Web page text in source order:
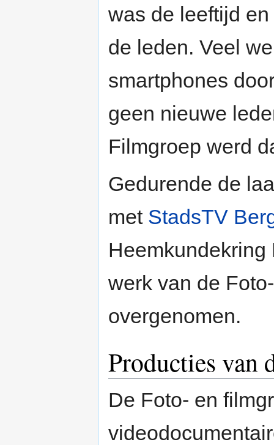
was de leeftijd
de leden. Veel
smartphones
geen nieuwe
Filmgroep werd
Gedurende de
met StadsTV
Heemkundekring
werk van de
overgenomen.
Producties van
De Foto- en